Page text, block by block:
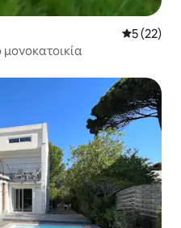
Μέση
5 (22)